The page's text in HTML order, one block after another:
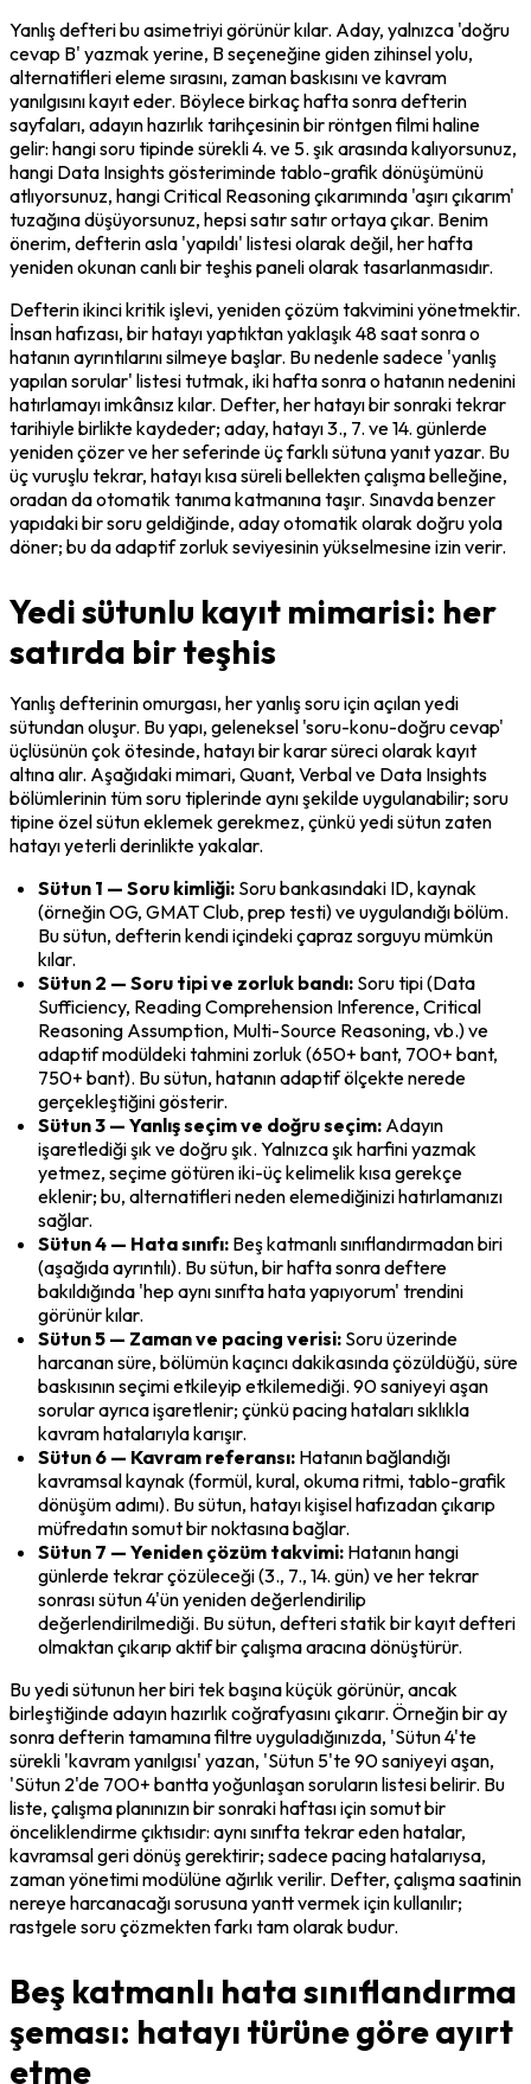
Yanlış defteri bu asimetriyi görünür kılar. Aday, yalnızca 'doğru
cevap B' yazmak yerine, B seçeneğine giden zihinsel yolu,
alternatifleri eleme sırasını, zaman baskısını ve kavram
yanılgısını kayıt eder. Böylece birkaç hafta sonra defterin
sayfaları, adayın hazırlık tarihçesinin bir röntgen filmi haline
gelir: hangi soru tipinde sürekli 4. ve 5. şık arasında kalıyorsunuz,
hangi Data Insights gösteriminde tablo-grafik dönüşümünü
atlıyorsunuz, hangi Critical Reasoning çıkarımında 'aşırı çıkarım'
tuzağına düşüyorsunuz, hepsi satır satır ortaya çıkar. Benim
önerim, defterin asla 'yapıldı' listesi olarak değil, her hafta
yeniden okunan canlı bir teşhis paneli olarak tasarlanmasıdır.
Defterin ikinci kritik işlevi, yeniden çözüm takvimini yönetmektir.
İnsan hafızası, bir hatayı yaptıktan yaklaşık 48 saat sonra o
hatanın ayrıntılarını silmeye başlar. Bu nedenle sadece 'yanlış
yapılan sorular' listesi tutmak, iki hafta sonra o hatanın nedenini
hatırlamayı imkânsız kılar. Defter, her hatayı bir sonraki tekrar
tarihiyle birlikte kaydeder; aday, hatayı 3., 7. ve 14. günlerde
yeniden çözer ve her seferinde üç farklı sütuna yanıt yazar. Bu
üç vuruşlu tekrar, hatayı kısa süreli bellekten çalışma belleğine,
oradan da otomatik tanıma katmanına taşır. Sınavda benzer
yapıdaki bir soru geldiğinde, aday otomatik olarak doğru yola
döner; bu da adaptif zorluk seviyesinin yükselmesine izin verir.
Yedi sütunlu kayıt mimarisi: her
satırda bir teşhis
Yanlış defterinin omurgası, her yanlış soru için açılan yedi
sütundan oluşur. Bu yapı, geleneksel 'soru-konu-doğru cevap'
üçlüsünün çok ötesinde, hatayı bir karar süreci olarak kayıt
altına alır. Aşağıdaki mimari, Quant, Verbal ve Data Insights
bölümlerinin tüm soru tiplerinde aynı şekilde uygulanabilir; soru
tipine özel sütun eklemek gerekmez, çünkü yedi sütun zaten
hatayı yeterli derinlikte yakalar.
Sütun 1 — Soru kimliği: Soru bankasındaki ID, kaynak
(örneğin OG, GMAT Club, prep testi) ve uygulandığı bölüm.
Bu sütun, defterin kendi içindeki çapraz sorguyu mümkün
kılar.
Sütun 2 — Soru tipi ve zorluk bandı: Soru tipi (Data
Sufficiency, Reading Comprehension Inference, Critical
Reasoning Assumption, Multi-Source Reasoning, vb.) ve
adaptif modüldeki tahmini zorluk (650+ bant, 700+ bant,
750+ bant). Bu sütun, hatanın adaptif ölçekte nerede
gerçekleştiğini gösterir.
Sütun 3 — Yanlış seçim ve doğru seçim: Adayın
işaretlediği şık ve doğru şık. Yalnızca şık harfini yazmak
yetmez, seçime götüren iki-üç kelimelik kısa gerekçe
eklenir; bu, alternatifleri neden elemediğinizi hatırlamanızı
sağlar.
Sütun 4 — Hata sınıfı: Beş katmanlı sınıflandırmadan biri
(aşağıda ayrıntılı). Bu sütun, bir hafta sonra deftere
bakıldığında 'hep aynı sınıfta hata yapıyorum' trendini
görünür kılar.
Sütun 5 — Zaman ve pacing verisi: Soru üzerinde
harcanan süre, bölümün kaçıncı dakikasında çözüldüğü, süre
baskısının seçimi etkileyip etkilemediği. 90 saniyeyi aşan
sorular ayrıca işaretlenir; çünkü pacing hataları sıklıkla
kavram hatalarıyla karışır.
Sütun 6 — Kavram referansı: Hatanın bağlandığı
kavramsal kaynak (formül, kural, okuma ritmi, tablo-grafik
dönüşüm adımı). Bu sütun, hatayı kişisel hafızadan çıkarıp
müfredatın somut bir noktasına bağlar.
Sütun 7 — Yeniden çözüm takvimi: Hatanın hangi
günlerde tekrar çözüleceği (3., 7., 14. gün) ve her tekrar
sonrası sütun 4'ün yeniden değerlendirilip
değerlendirilmediği. Bu sütun, defteri statik bir kayıt defteri
olmaktan çıkarıp aktif bir çalışma aracına dönüştürür.
Bu yedi sütunun her biri tek başına küçük görünür, ancak
birleştiğinde adayın hazırlık coğrafyasını çıkarır. Örneğin bir ay
sonra defterin tamamına filtre uyguladığınızda, 'Sütun 4'te
sürekli 'kavram yanılgısı' yazan, 'Sütun 5'te 90 saniyeyi aşan,
'Sütun 2'de 700+ bantta yoğunlaşan soruların listesi belirir. Bu
liste, çalışma planınızın bir sonraki haftası için somut bir
önceliklendirme çıktısıdır: aynı sınıfta tekrar eden hatalar,
kavramsal geri dönüş gerektirir; sadece pacing hatalarıysa,
zaman yönetimi modülüne ağırlık verilir. Defter, çalışma saatinin
nereye harcanacağı sorusuna yantt vermek için kullanılır;
rastgele soru çözmekten farkı tam olarak budur.
Beş katmanlı hata sınıflandırma
şeması: hatayı türüne göre ayırt
etme